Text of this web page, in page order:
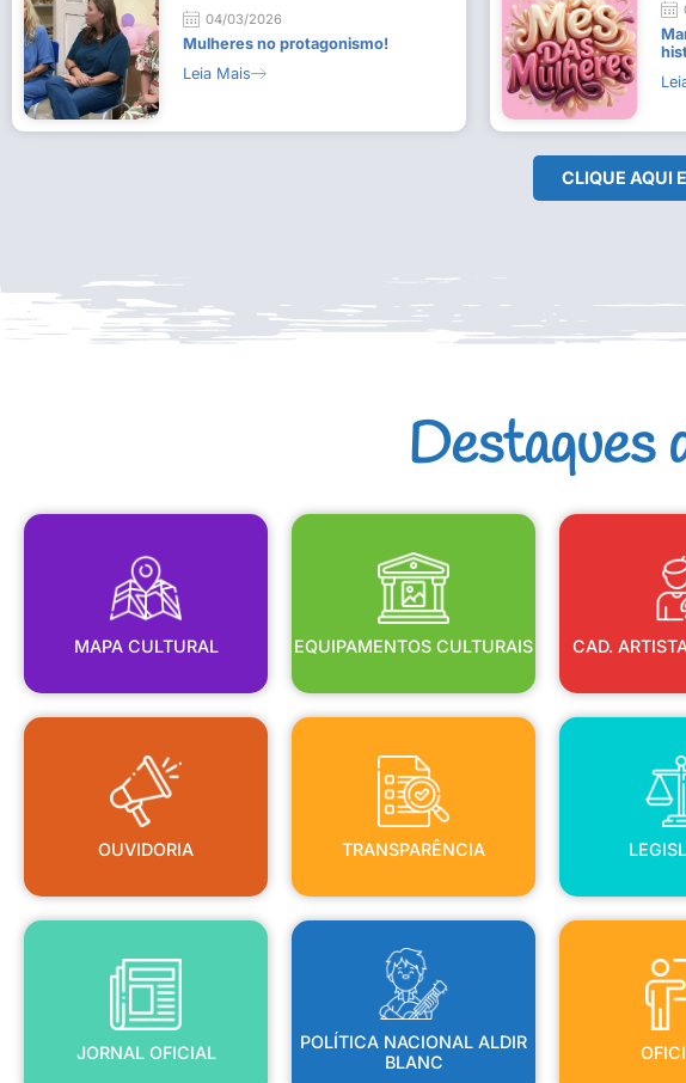
04/03/2026
Mulheres no protagonismo!
Leia Mais
CLIQUE AQUI
Destaques
MAPA CULTURAL
MAPA CULTURAL
EQUIPAMENTOS CULTURAIS
EQUIPAMENTOS CULTURAIS
CAD.
CAD.
OUVIDORIA
OUVIDORIA
TRANSPARÊNCIA
TRANSPARÊNCIA
JORNAL OFICIAL
JORNAL OFICIAL
POLÍTICA NACIONAL ALDIR
BLANC
POLÍTICA NACIONAL ALDIR
BLANC